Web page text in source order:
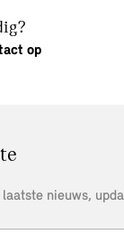
op
nieuws,